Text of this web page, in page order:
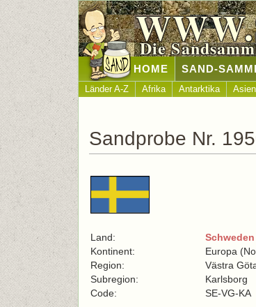
Die
HOME SAND-
Länder A-Z Afrika Antarktika Asien
Sandprobe Nr.
Land: Schweden
Kontinent:
Europa
Region:
Västra
Subregion:
Karlsborg
Code:
SE-VG-KA